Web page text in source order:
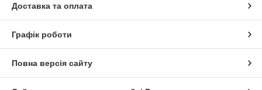
Доставка та оплата
Графік роботи
Повна версія сайту